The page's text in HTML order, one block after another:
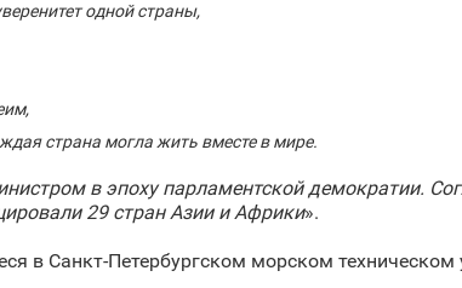
одной страны,
страна могла жить вместе в мире.
в эпоху парламентской демократии.
29 стран Азии и Африки».
в Санкт‑Петербургском морском техническом